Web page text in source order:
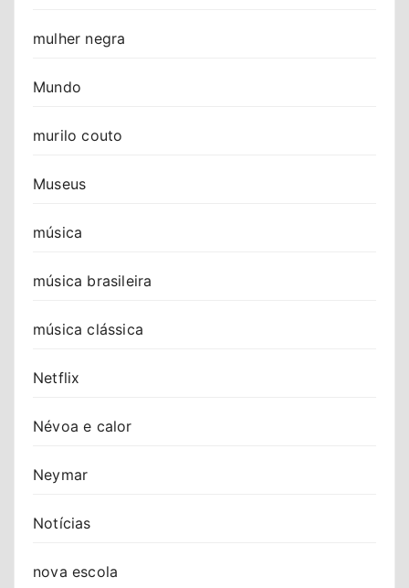
mulher negra
Mundo
murilo couto
Museus
música
música brasileira
música clássica
Netflix
Névoa e calor
Neymar
Notícias
nova escola